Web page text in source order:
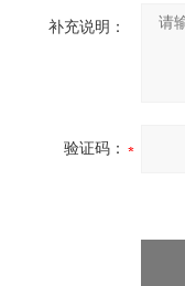
补充说明：
验证码：